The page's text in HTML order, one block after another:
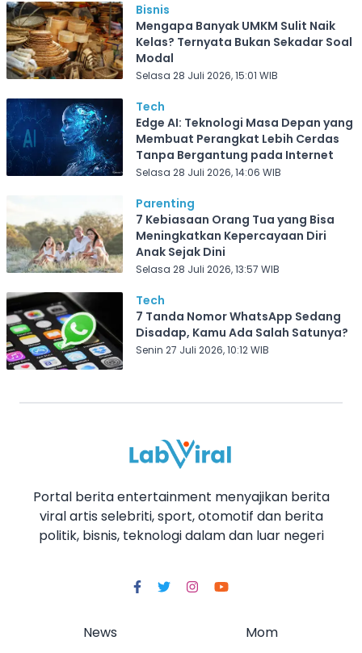
Bisnis
Mengapa Banyak UMKM Sulit Naik
Kelas? Ternyata Bukan Sekadar Soal
Modal
Selasa 28 Juli 2026, 15:01 WIB
Tech
Edge AI: Teknologi Masa Depan yang
Membuat Perangkat Lebih Cerdas
Tanpa Bergantung pada Internet
Selasa 28 Juli 2026, 14:06 WIB
Parenting
7 Kebiasaan Orang Tua yang Bisa
Meningkatkan Kepercayaan Diri
Anak Sejak Dini
Selasa 28 Juli 2026, 13:57 WIB
Tech
7 Tanda Nomor WhatsApp Sedang
Disadap, Kamu Ada Salah Satunya?
Senin 27 Juli 2026, 10:12 WIB
Portal berita entertainment menyajikan berita
viral artis selebriti, sport, otomotif dan berita
politik, bisnis, teknologi dalam dan luar negeri
News
Mom